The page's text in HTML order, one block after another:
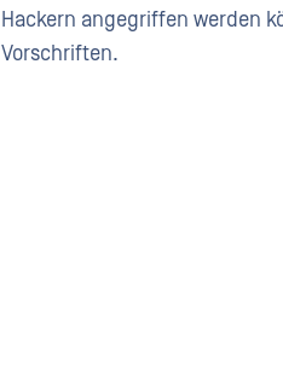
Hackern angegriffen werden
Vorschriften.